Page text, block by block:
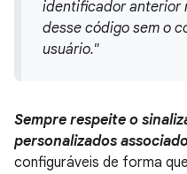
identificador anterior
desse código sem o
usuário."
Sempre respeite o
personalizados
configuráveis de forma